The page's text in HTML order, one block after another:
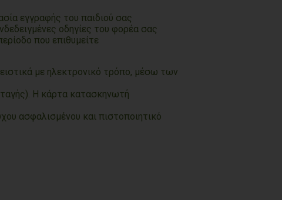
εγγραφής του παιδιού σας
οδηγίες του φορέα σας
που επιθυμείτε
με ηλεκτρονικό τρόπο, μέσω των
Η κάρτα κατασκηνωτή
ασφαλισμένου και πιστοποιητικό